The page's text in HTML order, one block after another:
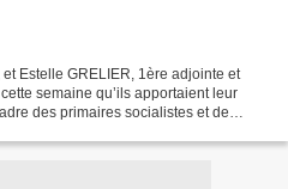
Estelle GRELIER, 1ère adjointe et
semaine qu’ils apportaient leur
des primaires socialistes et de